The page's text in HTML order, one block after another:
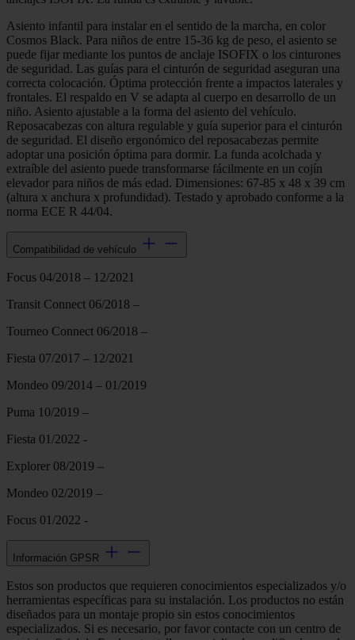
Asiento infantil para instalar en el sentido de la marcha, en color
Cosmos Black. Para niños de entre 15-36 kg de peso, el asiento se
puede fijar mediante los puntos de anclaje ISOFIX o los cinturones
de seguridad. Las guías para el cinturón de seguridad aseguran una
correcta colocación. Óptima protección frente a impactos laterales y
frontales. El respaldo en V se adapta al cuerpo en desarrollo de un
niño. Asiento ajustable a la forma del asiento del vehículo.
Reposacabezas con altura regulable y guía superior para el cinturón
de seguridad. El diseño ergonómico del reposacabezas permite
adoptar una posición óptima para dormir. La funda acolchada y
extraíble del asiento puede transformarse fácilmente en un cojín
elevador para niños de más edad. Dimensiones: 67-85 x 48 x 39 cm
(altura x anchura x profundidad). Testado y aprobado conforme a la
norma ECE R 44/04.
Compatibilidad de vehículo
Focus 04/2018 – 12/2021
Transit Connect 06/2018 –
Tourneo Connect 06/2018 –
Fiesta 07/2017 – 12/2021
Mondeo 09/2014 – 01/2019
Puma 10/2019 –
Fiesta 01/2022 -
Explorer 08/2019 –
Mondeo 02/2019 –
Focus 01/2022 -
Información GPSR
Estos son productos que requieren conocimientos especializados y/o
herramientas específicas para su instalación. Los productos no están
diseñados para un montaje propio sin estos conocimientos
especializados. Si es necesario, por favor contacte con un centro de